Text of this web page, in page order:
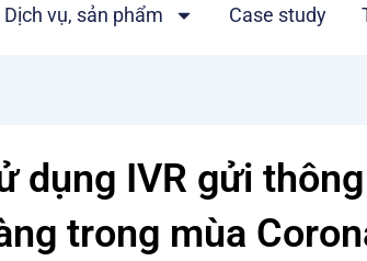
Dịch vụ, sản phẩm Case study
dụng IVR gửi
trong mùa